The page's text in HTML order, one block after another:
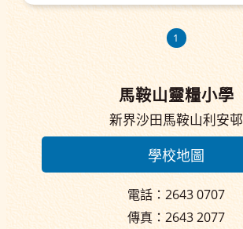
1
馬鞍山靈糧小學
新界沙田馬鞍山利安邨
學校地圖
電話：2643 0707
傳真：2643 2077